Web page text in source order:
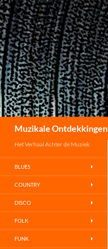
Muzikale Ontdekkingen
Het Verhaal Achter de Muziek
BLUES
COUNTRY
DISCO
FOLK
FUNK